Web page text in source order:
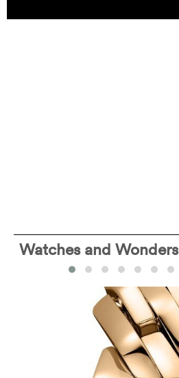
Watches and Wonders